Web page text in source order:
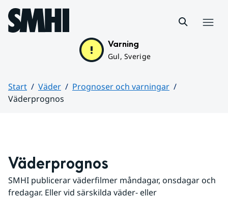
Hoppa till sidans innehåll
Varning
Gul, Sverige
Start Väder
Prognoser och varningar
Väderprognos
Väderprognos
SMHI publicerar väderfilmer måndagar, onsdagar och
fredagar. Eller vid särskilda väder- eller